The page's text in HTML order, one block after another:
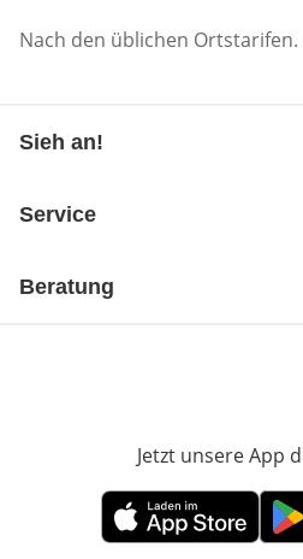
Nach den üblichen Ortstarifen.
Sieh an!
Service
Beratung
Jetzt unsere App
Öffnet in neuem